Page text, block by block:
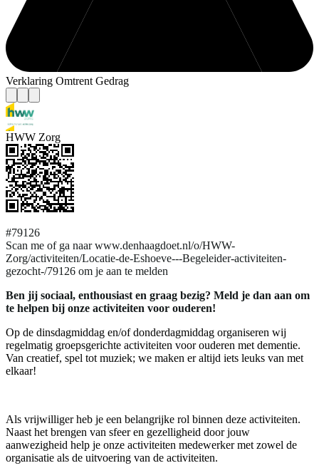
Verklaring Omtrent Gedrag
HWW Zorg
#79126
Scan me of ga naar www.denhaagdoet.nl/o/HWW-
Zorg/activiteiten/Locatie-de-Eshoeve---Begeleider-activiteiten-
gezocht-/79126 om je aan te melden
Ben jij sociaal, enthousiast en graag bezig? Meld je dan aan om
te helpen bij onze activiteiten voor ouderen!
Op de dinsdagmiddag en/of donderdagmiddag organiseren wij
regelmatig groepsgerichte activiteiten voor ouderen met dementie.
Van creatief, spel tot muziek; we maken er altijd iets leuks van met
elkaar!
Als vrijwilliger heb je een belangrijke rol binnen deze activiteiten.
Naast het brengen van sfeer en gezelligheid door jouw
aanwezigheid help je onze activiteiten medewerker met zowel de
organisatie als de uitvoering van de activiteiten.